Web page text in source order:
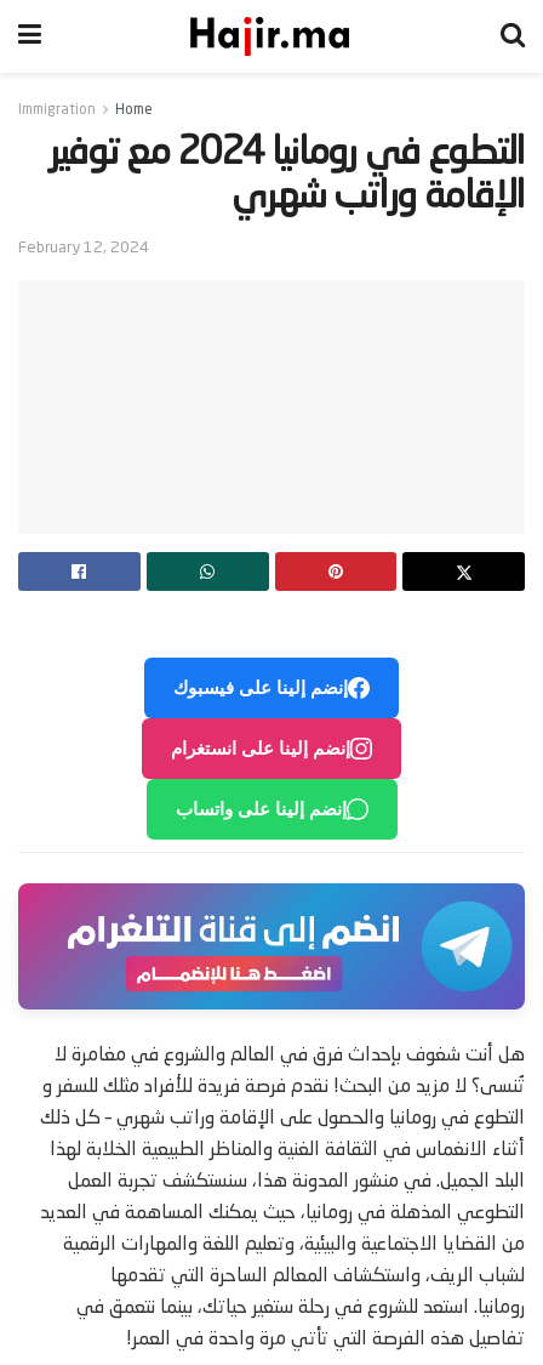
Home
Immigration
‫التطوع في رومانيا 2024 مع توفير
الإقامة وراتب شهري‬
February 12, 2024
إنضم إلينا على فيسبوك
إنضم إلينا على انستغرام
إنضم إلينا على واتساب
هل أنت شغوف بإحداث فرق في العالم والشروع في مغامرة لا
تُنسى؟ لا مزيد من البحث! نقدم فرصة فريدة للأفراد مثلك للسفر و
التطوع في رومانيا والحصول على الإقامة وراتب شهري – كل ذلك
أثناء الانغماس في الثقافة الغنية والمناظر الطبيعية الخلابة لهذا
البلد الجميل. في منشور المدونة هذا، سنستكشف تجربة العمل
التطوعي المذهلة في رومانيا، حيث يمكنك المساهمة في العديد
من القضايا الاجتماعية والبيئية، وتعليم اللغة والمهارات الرقمية
لشباب الريف، واستكشاف المعالم الساحرة التي تقدمها
رومانيا. استعد للشروع في رحلة ستغير حياتك، بينما نتعمق في
تفاصيل هذه الفرصة التي تأتي مرة واحدة في العمر!